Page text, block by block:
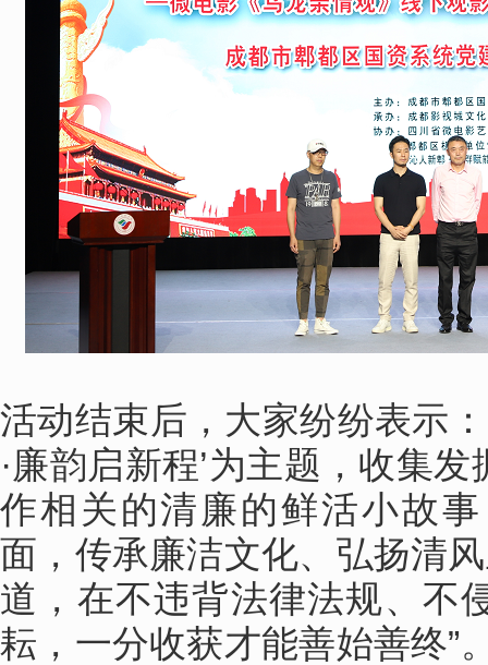
活动结束后，大家纷纷表示
·廉韵启新程’为主题，收集
作相关的清廉的鲜活小故
面，传承廉洁文化、弘扬清
道，在不违背法律法规、不
耘，一分收获才能善始善终”